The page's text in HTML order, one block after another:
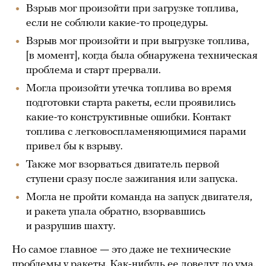
Взрыв мог произойти при загрузке топлива,
если не соблюли какие-то процедуры.
Взрыв мог произойти и при выгрузке топлива,
[в момент], когда была обнаружена техническая
проблема и старт прервали.
Могла произойти утечка топлива во время
подготовки старта ракеты, если проявились
какие-то конструктивные ошибки. Контакт
топлива с легковоспламеняющимися парами
привел бы к взрыву.
Также мог взорваться двигатель первой
ступени сразу после зажигания или запуска.
Могла не пройти команда на запуск двигателя,
и ракета упала обратно, взорвавшись
и разрушив шахту.
Но самое главное — это даже не технические